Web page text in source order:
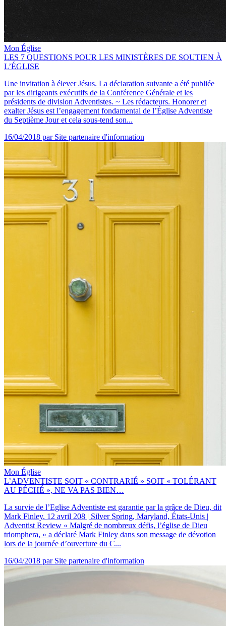
Mon Église
LES 7 QUESTIONS POUR LES MINISTÈRES DE SOUTIEN À
L’ÉGLISE
Une invitation à élever Jésus. La déclaration suivante a été publiée
par les dirigeants exécutifs de la Conférence Générale et les
présidents de division Adventistes. ~ Les rédacteurs. Honorer et
exalter Jésus est l’engagement fondamental de l’Église Adventiste
du Septième Jour et cela sous-tend son...
16/04/2018 par Site partenaire d'information
Mon Église
L’ADVENTISTE SOIT « CONTRARIÉ » SOIT « TOLÉRANT
AU PÉCHÉ », NE VA PAS BIEN…
La survie de l’Eglise Adventiste est garantie par la grâce de Dieu, dit
Mark Finley. 12 avril 208 | Silver Spring, Maryland, États-Unis |
Adventist Review « Malgré de nombreux défis, l’église de Dieu
triomphera, » a déclaré Mark Finley dans son message de dévotion
lors de la journée d’ouverture du C...
16/04/2018 par Site partenaire d'information